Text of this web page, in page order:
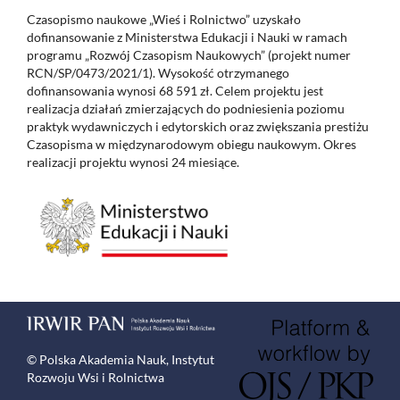
Czasopismo naukowe „Wieś i Rolnictwo” uzyskało
dofinansowanie z Ministerstwa Edukacji i Nauki w ramach
programu „Rozwój Czasopism Naukowych” (projekt numer
RCN/SP/0473/2021/1). Wysokość otrzymanego
dofinansowania wynosi 68 591 zł. Celem projektu jest
realizacja działań zmierzających do podniesienia poziomu
praktyk wydawniczych i edytorskich oraz zwiększania prestiżu
Czasopisma w międzynarodowym obiegu naukowym. Okres
realizacji projektu wynosi 24 miesiące.
© Polska Akademia Nauk, Instytut
Rozwoju Wsi i Rolnictwa